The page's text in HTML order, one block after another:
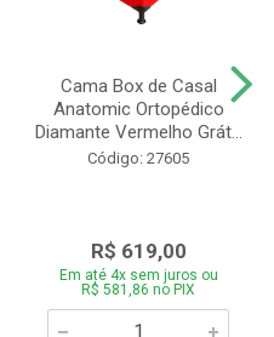
Cama Box de Casal
Anatomic Ortopédico
Diamante Vermelho Grát...
Código: 27605
R$ 619,00
Em até 4x sem juros ou
R$ 581,86 no PIX